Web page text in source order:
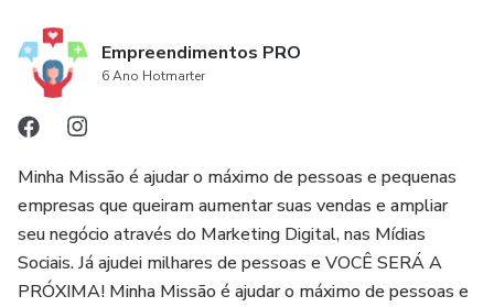
Empreendimentos PRO
6 Ano Hotmarter
Minha Missão é ajudar o máximo de pessoas e pequenas
empresas que queiram aumentar suas vendas e ampliar
seu negócio através do Marketing Digital, nas Mídias
Sociais. Já ajudei milhares de pessoas e VOCÊ SERÁ A
PRÓXIMA! Minha Missão é ajudar o máximo de pessoas e